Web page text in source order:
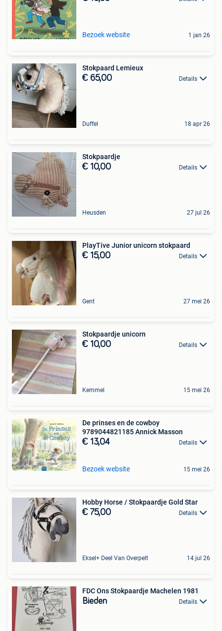
Bezoek website 1 jan 26
Stokpaard Lemieux
€ 65,00 Details
Duffel 18 apr 26
Stokpaardje
€ 10,00 Details
Heusden 27 jul 26
PlayTive Junior unicorn stokpaard
€ 15,00 Details
Gent 27 mei 26
Stokpaardje unicorn
€ 10,00 Details
Kemmel 15 mei 26
De prinses en de cowboy
9789044821185 Annick Masson
€ 13,04 Details
Bezoek website 15 mei 26
Hobby Horse / Stokpaardje Gold Star
€ 75,00 Details
Eksel+ Deel Van Overpelt 14 jul 26
FDC Ons Stokpaardje Machelen 1981
Bieden Details